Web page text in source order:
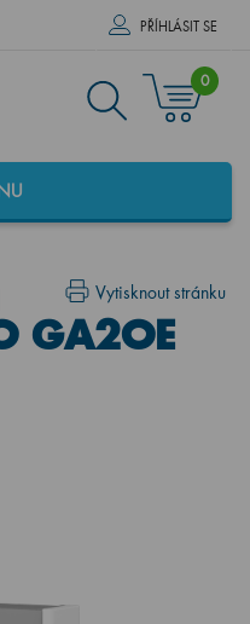
PŘÍHLÁSIT SE
0
Vytisknout stránku
GA2OE